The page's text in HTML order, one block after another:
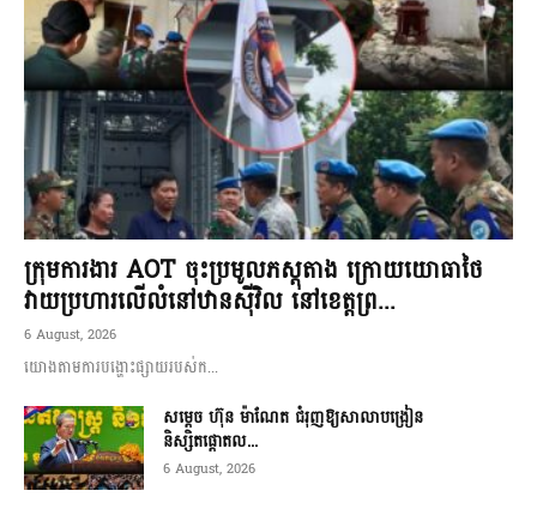
ក្រុមការងារ AOT ចុះប្រមូលភស្តុតាង ក្រោយយោធាថៃ
វាយប្រហារលើលំនៅឋានស៊ីវិល នៅខេត្តព្រ...
6 August, 2026
យោងតាមការបង្ហោះផ្សាយរបស់ក...
សម្តេច ហ៊ុន ម៉ាណែត ជំរុញឱ្យសាលាបង្រៀន
និស្សិតផ្តោតល...
6 August, 2026